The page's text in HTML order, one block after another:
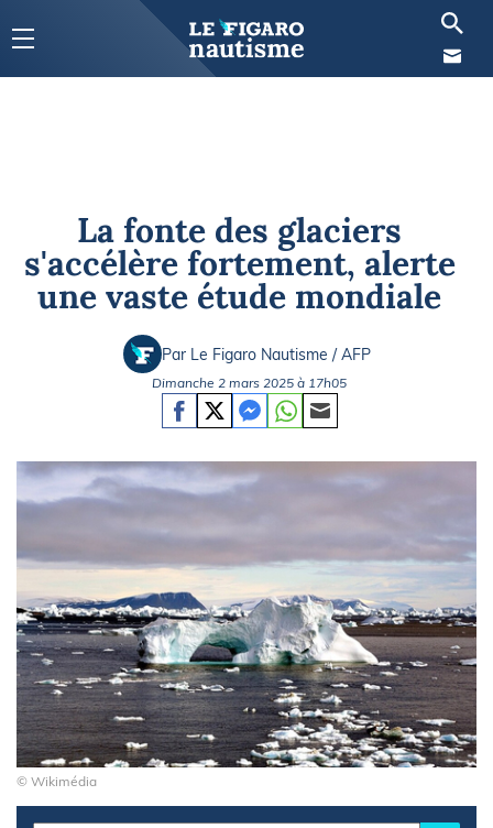
La fonte des glaciers
s'accélère fortement, alerte
une vaste étude mondiale
Par Le Figaro Nautisme / AFP
Dimanche 2 mars 2025 à 17h05
© Wikimédia